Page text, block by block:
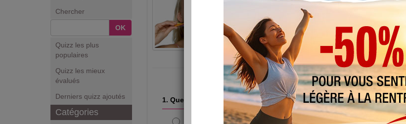
Chercher
OK
Quizz les plus
populaires
Quizz les mieux
évalués
Derniers quizz ajoutés
Catégories
+1977 Le quizz du siècle !(fait
98924 fois)
Score moyen : 73 %
Questions 1 sur 10
1. Quelle boisson est déconseillée lorsque l'on fait un régime ?
Le coca-cola